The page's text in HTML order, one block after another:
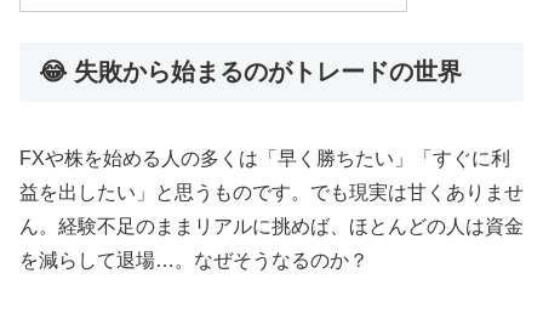
😂 失敗から始まるのがトレードの世界
FXや株を始める人の多くは「早く勝ちたい」「すぐに利
益を出したい」と思うものです。でも現実は甘くありませ
ん。経験不足のままリアルに挑めば、ほとんどの人は資金
を減らして退場…。なぜそうなるのか？